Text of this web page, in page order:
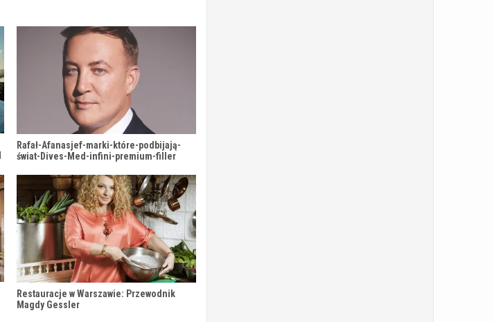
Rafał-Afanasjef-marki-które-podbijają-
świat-Dives-Med-infini-premium-filler
Restauracje w Warszawie: Przewodnik
Magdy Gessler